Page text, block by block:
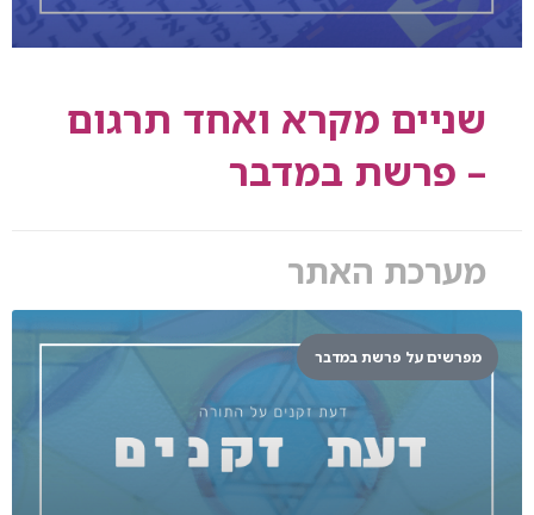
שניים מקרא ואחד תרגום
– פרשת במדבר
מערכת האתר
מפרשים על פרשת במדבר